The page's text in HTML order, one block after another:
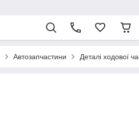
Автозапчастини Деталі ходової